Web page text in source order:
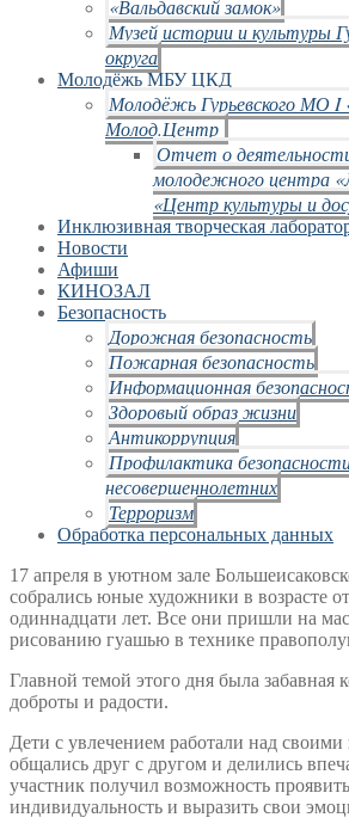
«Вальдавский замок»
Музей истории и культуры
округа
Молодёжь МБУ ЦКД
Молодёжь Гурьевского МО I
Молод.Центр
Отчет о деятельности
молодежного центра
«Центр культуры и
Инклюзивная творческая
Новости
Афиши
КИНОЗАЛ
Безопасность
Дорожная безопасность
Пожарная безопасность
Информационная
Здоровый образ жизни
Антикоррупция
Профилактика
несовершеннолетних
Терроризм
Обработка персональных данных
17 апреля в уютном зале
собрались юные художники в возрасте
одиннадцати лет. Все они пришли на
рисованию гуашью в технике
Главной темой этого дня была
доброты и радости.
Дети с увлечением работали над
общались друг с другом и делились
участник получил возможность
индивидуальность и выразить свои